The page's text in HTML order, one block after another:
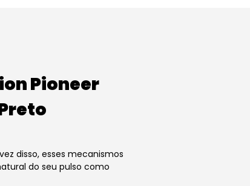
Pioneer
disso, esses mecanismos
do seu pulso como